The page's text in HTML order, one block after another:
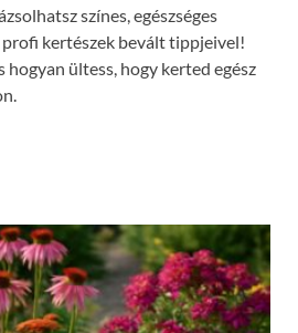
színes, egészséges
kertészek bevált tippjeivel!
ültess, hogy kerted egész